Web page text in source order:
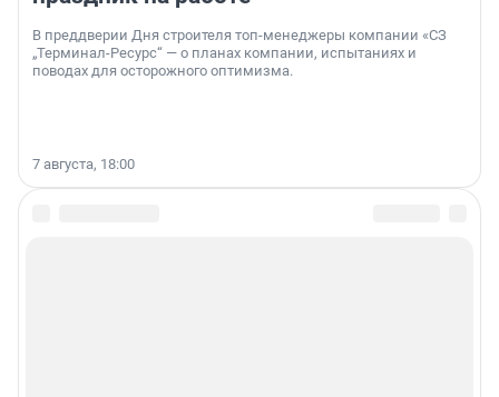
В преддверии Дня строителя топ-менеджеры компании «СЗ
„Терминал-Ресурс“ — о планах компании, испытаниях и
поводах для осторожного оптимизма.
7 августа, 18:00